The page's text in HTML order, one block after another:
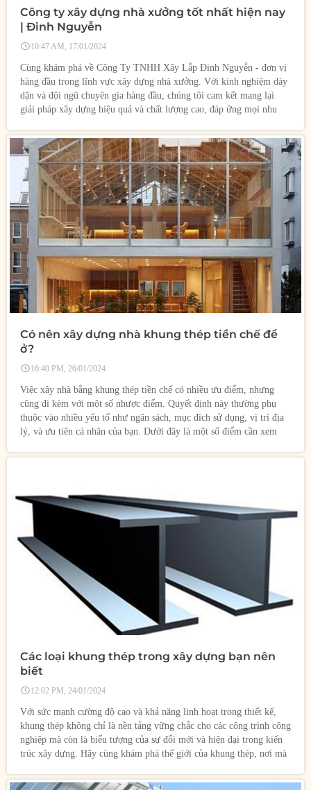
Công ty xây dựng nhà xưởng tốt nhất hiện nay
| Đinh Nguyễn
10:47 AM, 17/01/2024
Cùng khám phá về Công Ty TNHH Xây Lắp Đinh Nguyễn - đơn vị
hàng đầu trong lĩnh vực xây dựng nhà xưởng. Với kinh nghiệm dày
dặn và đội ngũ chuyên gia hàng đầu, chúng tôi cam kết mang lại
giải pháp xây dựng hiệu quả và chất lượng cao, đáp ứng mọi nhu
Có nên xây dựng nhà khung thép tiền chế để
ở?
16:40 PM, 26/01/2024
Việc xây nhà bằng khung thép tiền chế có nhiều ưu điểm, nhưng
cũng đi kèm với một số nhược điểm. Quyết định này thường phụ
thuộc vào nhiều yếu tố như ngân sách, mục đích sử dụng, vị trí địa
lý, và ưu tiên cá nhân của bạn. Dưới đây là một số điểm cần xem
Các loại khung thép trong xây dựng bạn nên
biết
12:02 PM, 24/01/2024
Với sức mạnh cường độ cao và khả năng linh hoạt trong thiết kế,
khung thép không chỉ là nền tảng vững chắc cho các công trình công
nghiệp mà còn là biểu tượng của sự đổi mới và hiện đại trong kiến
trúc xây dựng. Hãy cùng khám phá thế giới của khung thép, nơi mà